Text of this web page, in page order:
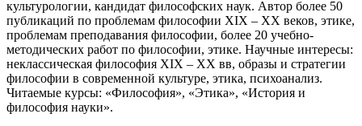
культурологии, кандидат философских наук. Автор более 50
публикаций по проблемам философии XIX – XX веков, этике,
проблемам преподавания философии, более 20 учебно-
методических работ по философии, этике. Научные интересы:
неклассическая философия XIX – XX вв, образы и стратегии
философии в современной культуре, этика, психоанализ.
Читаемые курсы: «Философия», «Этика», «История и
философия науки».